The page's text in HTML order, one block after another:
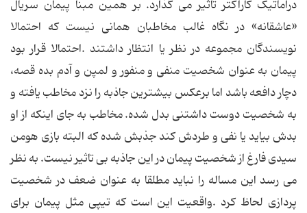
دراماتیک کاراکتر تاثیر می گذارد. بر همین مبنا پیمان سریال
«عاشقانه» در نگاه غالب مخاطبان همانی نیست که احتمالا
نویسندگان مجموعه در نظر یا انتظار داشتند .احتمالا قرار بود
پیمان به عنوان شخصیت منفی و منفور و لمپن و آدم بده قصه،
دچار دافعه باشد اما برعکس بیشترین جاذبه را نزد مخاطب یافته و
به شخصیت دوست داشتنی بدل شده. مخاطب به جای اینکه از او
بدش بیاید یا نفی و طردش کند جذبش شده که البته بازی هومن
سیدی فارغ از شخصیت پیمان در این جاذبه بی تاثیر نیست. به نظر
می رسد این مساله را نباید مطلقا به عنوان ضعف در شخصیت
پردازی لحاظ کرد .واقعیت این است که تیپی مثل پیمان برای